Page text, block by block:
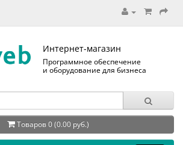
Интернет-магазин
Программное обеспечение
и оборудование для бизнеса
Товаров 0 (0.00 руб.)